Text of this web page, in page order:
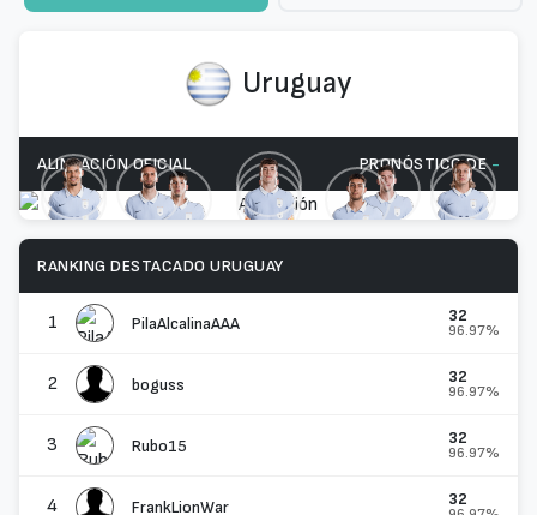
Uruguay
ALINEACIÓN OFICIAL PRONÓSTICO DE -
Varela
Valverde
M. Olivera
Bentancur
Sanabria Ugarte Cáceres
RANKING DESTACADO URUGUAY
1 PilaAlcalinaAAA 32
96.97%
2 boguss 32
96.97%
3 Rubo15 32
96.97%
4 FrankLionWar 32